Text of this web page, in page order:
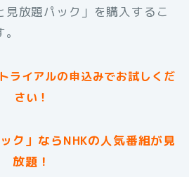
見放題パック」を購入するこ
ライアルの申込みでお試しくだ
さい！
ク」ならNHKの人気番組が見
放題！